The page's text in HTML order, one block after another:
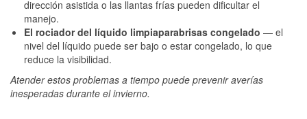
dirección asistida o las llantas frías pueden dificultar el
manejo.
El rociador del líquido limpiaparabrisas congelado — el
nivel del líquido puede ser bajo o estar congelado, lo que
reduce la visibilidad.
Atender estos problemas a tiempo puede prevenir averías
inesperadas durante el invierno.